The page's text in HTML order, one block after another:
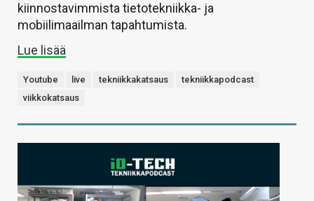
kiinnostavimmista tietotekniikka- ja
mobiilimaailman tapahtumista.
Lue lisää
Youtube live tekniikkakatsaus
tekniikkapodcast
viikkokatsaus